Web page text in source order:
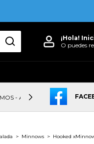
¡Hola!
O puedes
- ANZUELOS LINEAS
> Minnows > Hooked